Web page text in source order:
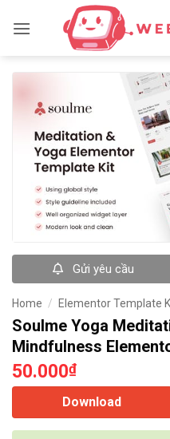
qua
dung
Gửi yêu cầu
Home / Elementor Template
Soulme Yoga
Mindfulness
50.000₫
Download